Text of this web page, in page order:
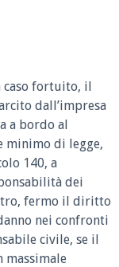
caso fortuito, il
dall’impresa
a bordo al
minimo di legge,
140, a
dei
fermo il diritto
nei confronti
civile, se il
massimale